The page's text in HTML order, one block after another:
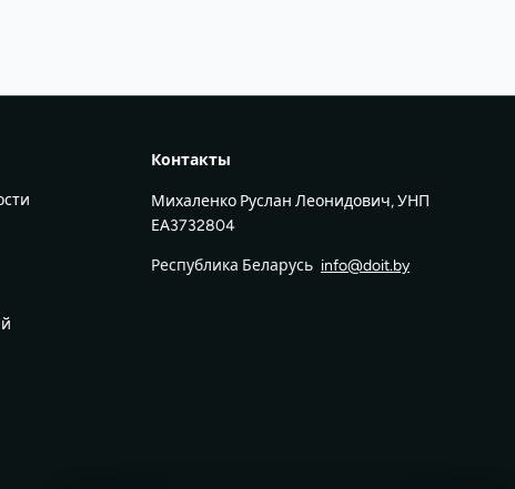
Контакты
Михаленко Руслан Леонидович, УНП
ЕА3732804
Республика Беларусь info@doit.by